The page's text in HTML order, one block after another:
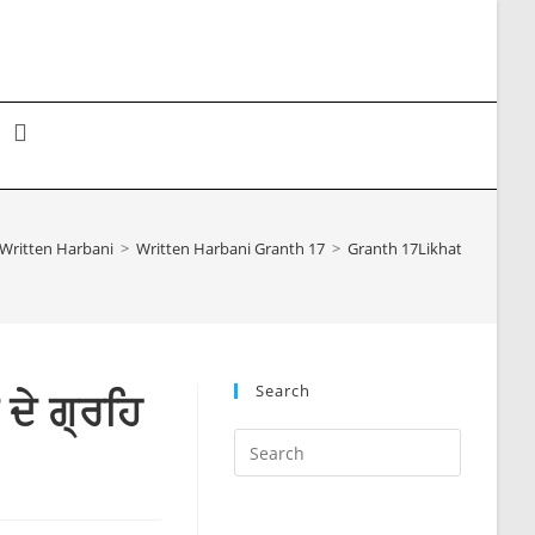
Toggle
website
search
Written Harbani > Written Harbani Granth 17 > Granth 17Likhat 005 ੨੧
ਦੇ ਗ੍ਰਹਿ
Search
Escape